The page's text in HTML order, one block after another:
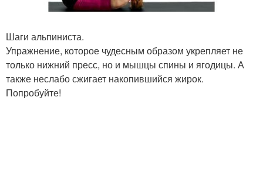
Шаги альпиниста.
Упражнение, которое чудесным образом укрепляет не
только нижний пресс, но и мышцы спины и ягодицы. А
также неслабо сжигает накопившийся жирок.
Попробуйте!